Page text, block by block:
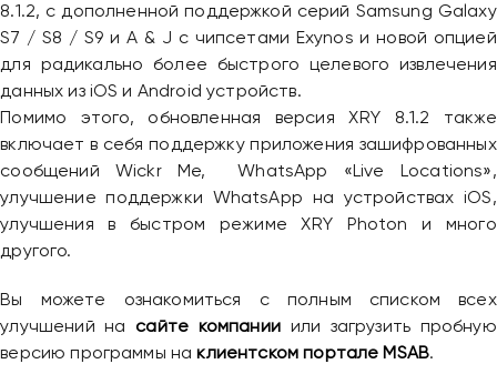
8.1.2, с дополненной поддержкой серий Samsung Galaxy
S7 / S8 / S9 и A & J с чипсетами Exynos и новой опцией
для радикально более быстрого целевого извлечения
данных из iOS и Android устройств.
Помимо этого, обновленная версия XRY 8.1.2 также
включает в себя поддержку приложения зашифрованных
сообщений Wickr Me, ​​ WhatsApp «Live Locations»,
улучшение поддержки WhatsApp на устройствах iOS,
улучшения в быстром режиме XRY Photon и много
другого.
Вы можете ознакомиться с полным списком всех
улучшений насайте компанииили загрузить пробную
версию программы наклиентском портале MSAB.